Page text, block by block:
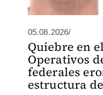
05.08.2026/
Quiebre en
Operativos
federales
estructura